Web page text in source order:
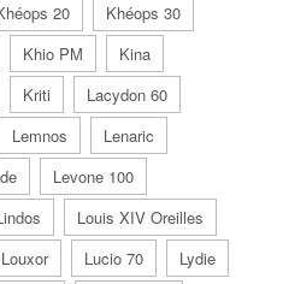
20
Khéops 30
Khio PM
Kina
Kriti
Lacydon 60
Lemnos
Lenaric
Levone 100
Louis XIV Oreilles
Louxor Lucio 70
Lydie